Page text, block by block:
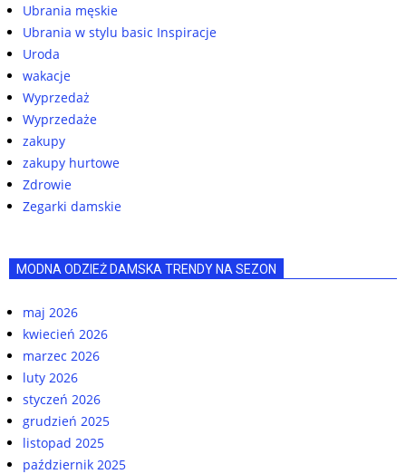
Ubrania męskie
Ubrania w stylu basic Inspiracje
Uroda
wakacje
Wyprzedaż
Wyprzedaże
zakupy
zakupy hurtowe
Zdrowie
Zegarki damskie
MODNA ODZIEŻ DAMSKA TRENDY NA SEZON
maj 2026
kwiecień 2026
marzec 2026
luty 2026
styczeń 2026
grudzień 2025
listopad 2025
październik 2025